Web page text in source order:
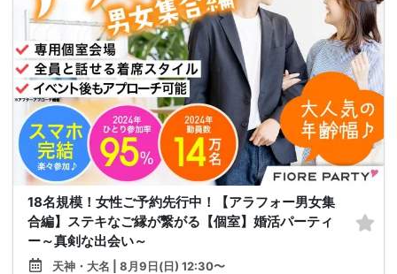
18名規模！女性ご予約先行中！【アラフォー男女集
合編】ステキなご縁が繋がる【個室】婚活パーティ
ー～真剣な出会い～
天神・大名 | 8月9日(日) 12:30〜